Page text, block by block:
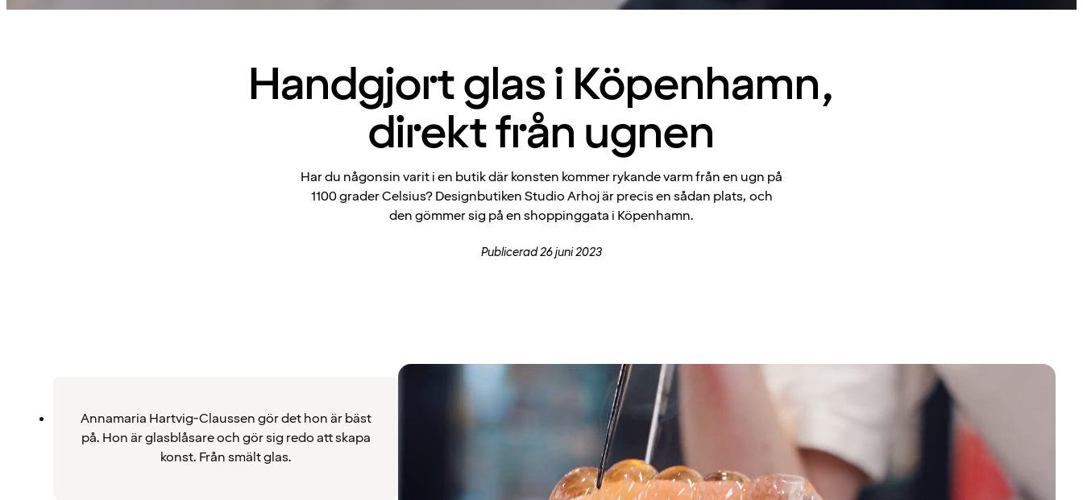
Handgjort glas i Köpenhamn,
direkt från ugnen
Har du någonsin varit i en butik där konsten kommer rykande varm från en ugn på
1100 grader Celsius? Designbutiken Studio Arhoj är precis en sådan plats, och
den gömmer sig på en shoppinggata i Köpenhamn.
Publicerad 26 juni 2023
Annamaria Hartvig-Claussen gör det hon är bäst
på. Hon är glasblåsare och gör sig redo att skapa
konst. Från smält glas.